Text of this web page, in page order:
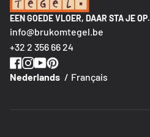
EEN GOEDE VLOER, DAAR STA JE OP.
info@brukomtegel.be
+32 2 356 66 24
Nederlands Français